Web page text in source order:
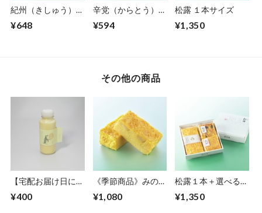
紀州（きしゅう）
¥648
辛党（からとう）
¥594
松露 １本サイズ
¥1,350
その他の商品
【宅配お届け日に必
み】玉子焼屋のみる
¥400
《季節商品》みのり
¥1,080
松露１本＋選べるハ
ト
¥1,350